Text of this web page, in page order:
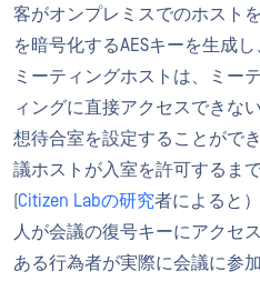
客がオンプレミスでのホスト
を暗号化するAESキーを生成
ミーティングホストは、ミー
ィングに直接アクセスできな
想待合室を設定することがで
議ホストが入室を許可するま
(Citizen Labの研究者によると
人が会議の復号キーにアクセ
ある行為者が実際に会議に参